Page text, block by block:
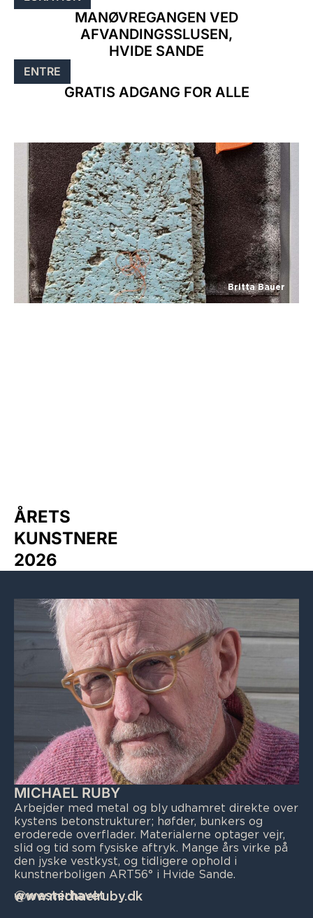
MANØVREGANGEN VED
AFVANDINGSSLUSEN,
HVIDE SANDE
ENTRE
GRATIS ADGANG FOR ALLE
Britta Bauer
ÅRETS
KUNSTNERE
2026
MICHAEL RUBY
Arbejder med metal og bly udhamret direkte over
kystens betonstrukturer; høfder, bunkers og
eroderede overflader. Materialerne optager vejr,
slid og tid som fysiske aftryk. Mange års virke på
den jyske vestkyst, og tidligere ophold i
kunstnerboligen ART56° i Hvide Sande.
@westerhavet
www.michaelruby.dk